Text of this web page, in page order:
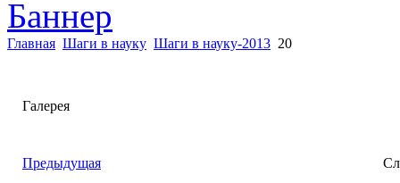
Главная Шаги в науку Шаги в науку-2013 20
Галерея
Предыдущая